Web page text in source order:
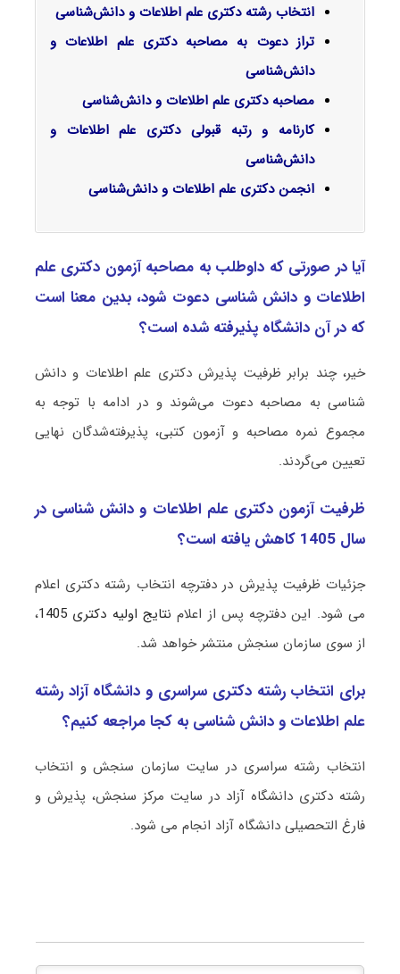
انتخاب رشته دکتری علم اطلاعات و دانش‌شناسی
تراز دعوت به مصاحبه دکتری علم اطلاعات و
دانش‌شناسی
مصاحبه دکتری علم اطلاعات و دانش‌شناسی
کارنامه و رتبه قبولی دکتری علم اطلاعات و
دانش‌شناسی
انجمن دکتری علم اطلاعات و دانش‌شناسی
آیا در صورتی که داوطلب به مصاحبه آزمون دکتری ﻋﻠﻢ
اﻃﻼﻋﺎت و داﻧﺶ ﺷﻨﺎسی دعوت شود، بدین معنا است
که در آن دانشگاه پذیرفته شده است؟
خیر، چند برابر ظرفیت پذیرش دکتری ﻋﻠﻢ اﻃﻼﻋﺎت و داﻧﺶ
ﺷﻨﺎسی به مصاحبه دعوت می‌شوند و در ادامه با توجه به
مجموع نمره مصاحبه و آزمون کتبی، پذیرفته‌شدگان نهایی
تعیین می‌گردند.
ظرفیت آزمون دکتری ﻋﻠﻢ اﻃﻼﻋﺎت و داﻧﺶ ﺷﻨﺎسی در
سال 1405 کاهش یافته است؟
جزئیات ظرفیت پذیرش در دفترچه انتخاب رشته دکتری اعلام
می شود. این دفترچه پس از اعلام نتایج اولیه دکتری 1405
،
از سوی سازمان سنجش منتشر خواهد شد.
برای انتخاب رشته دکتری سراسری و دانشگاه آزاد رشته
ﻋﻠﻢ اﻃﻼﻋﺎت و داﻧﺶ ﺷﻨﺎسی به کجا مراجعه کنیم؟
انتخاب رشته سراسری در سایت سازمان سنجش و انتخاب
رشته دکتری دانشگاه آزاد در سایت مرکز سنجش، پذیرش و
فارغ التحصیلی دانشگاه آزاد انجام می شود.